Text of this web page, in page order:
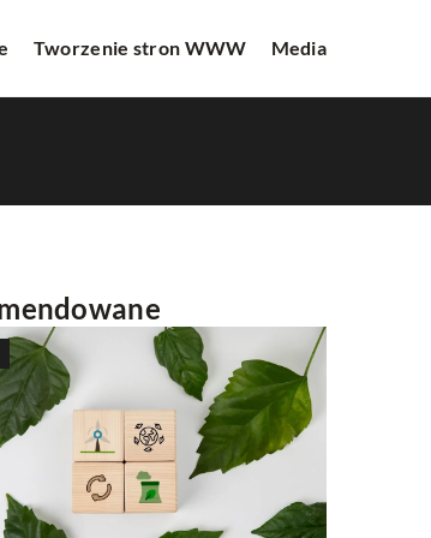
Tworzenie stron WWW Media